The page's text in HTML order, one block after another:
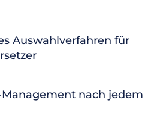
Auswahlverfahren für
nach jedem